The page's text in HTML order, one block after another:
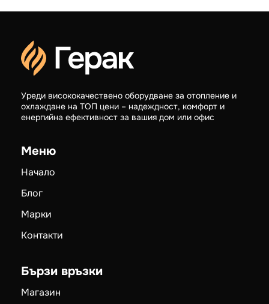
Уреди висококачествено оборудване за отопление и
охлаждане на ТОП цени – надеждност, комфорт и
енергийна ефективност за вашия дом или офис
Меню
Начало
Блог
Марки
Контакти
Бързи връзки
Магазин